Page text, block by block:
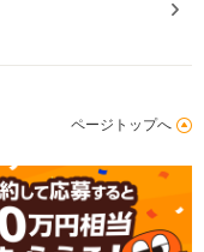
ページトップへ